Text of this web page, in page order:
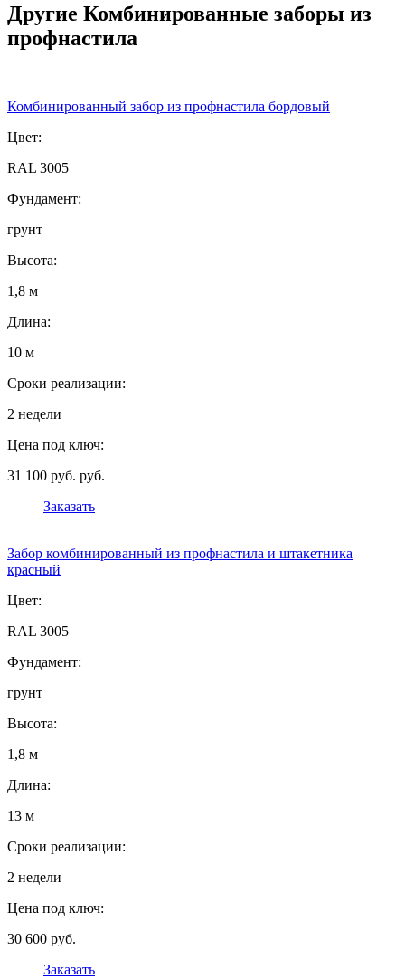
Другие Комбинированные заборы из
профнастила
Комбинированный забор из профнастила бордовый
Цвет:
RAL 3005
Фундамент:
грунт
Высота:
1,8 м
Длина:
10 м
Сроки реализации:
2 недели
Цена под ключ:
31 100 руб. руб.
Заказать
Забор комбинированный из профнастила и штакетника
красный
Цвет:
RAL 3005
Фундамент:
грунт
Высота:
1,8 м
Длина:
13 м
Сроки реализации:
2 недели
Цена под ключ:
30 600 руб.
Заказать